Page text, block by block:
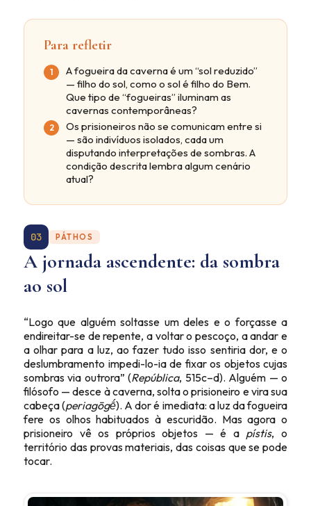
Para refletir
A fogueira da caverna é um “sol reduzido”
— filho do sol, como o sol é filho do Bem.
Que tipo de “fogueiras” iluminam as
cavernas contemporâneas?
Os prisioneiros não se comunicam entre si
— são indivíduos isolados, cada um
disputando interpretações de sombras. A
condição descrita lembra algum cenário
atual?
03 PÁTHOS
A jornada ascendente: da sombra
ao sol
“Logo que alguém soltasse um deles e o forçasse a
endireitar-se de repente, a voltar o pescoço, a andar e
a olhar para a luz, ao fazer tudo isso sentiria dor, e o
deslumbramento impedi-lo-ia de fixar os objetos cujas
sombras via outrora” (República, 515c–d). Alguém — o
filósofo — desce à caverna, solta o prisioneiro e vira sua
cabeça (periagōgḗ). A dor é imediata: a luz da fogueira
fere os olhos habituados à escuridão. Mas agora o
prisioneiro vê os próprios objetos — é a pístis, o
território das provas materiais, das coisas que se pode
tocar.